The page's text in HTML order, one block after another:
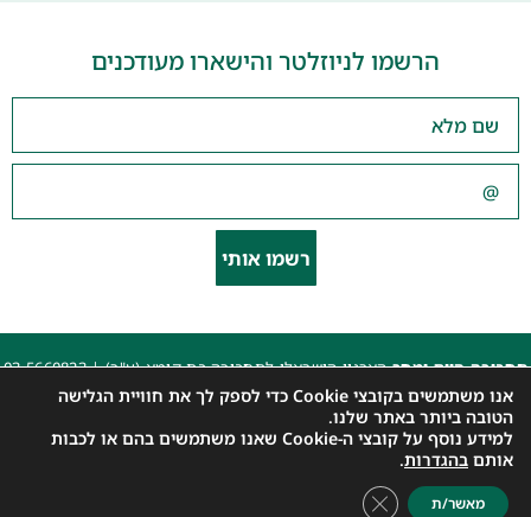
הרשמו לניוזלטר והישארו מעודכנים
רשמו אותי
תחבורה היום ומחרהארגון הישראלי לתחבורה בת קימא (ע"ר) |03-5660823
|
beyarok@gmail.com
כל הזכויות שמורות 2025 |
עיצוב: עדי. עיצוב גרפי
אנו משתמשים בקובצי Cookie כדי לספק לך את חוויית הגלישה
הטובה ביותר באתר שלנו.
למידע נוסף על קובצי ה-Cookie שאנו משתמשים בהם או לכבות
אותם בהגדרות.
מאשר/ת Close GDPR Cookie Banner